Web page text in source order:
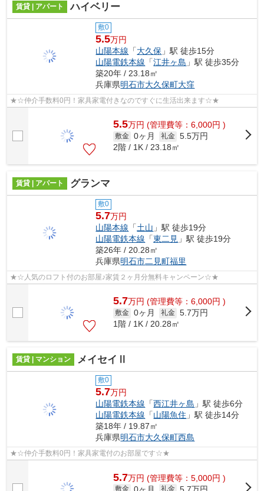
賃貸 | アパート ハイベリー
敷0
5.5万円
山陽本線 「大久保 」駅 徒歩15分
山陽電鉄本線 「江井ヶ島 」駅 徒歩35分
築20年 / 23.18㎡
兵庫県明石市大久保町大窪
★☆仲介手数料0円！家具家電付きなのですぐに生活出来ます☆★
5.5万円 (管理費等：6,000円 )
敷金 0ヶ月 礼金 5.5万円
2階 / 1K / 23.18㎡
賃貸 | アパート グランマ
敷0
5.7万円
山陽本線 「土山 」駅 徒歩19分
山陽電鉄本線 「東二見 」駅 徒歩19分
築26年 / 20.28㎡
兵庫県明石市二見町福里
★☆人気のロフト付のお部屋♪家賃２ヶ月分無料キャンペーン☆★
5.7万円 (管理費等：6,000円 )
敷金 0ヶ月 礼金 5.7万円
1階 / 1K / 20.28㎡
賃貸 | マンション メイセイⅡ
敷0
5.7万円
山陽電鉄本線 「西江井ヶ島 」駅 徒歩6分
山陽電鉄本線 「山陽魚住 」駅 徒歩14分
築18年 / 19.87㎡
兵庫県明石市大久保町西島
★☆仲介手数料0円！家具家電付のお部屋です☆★
5.7万円 (管理費等：5,000円 )
敷金 礼金